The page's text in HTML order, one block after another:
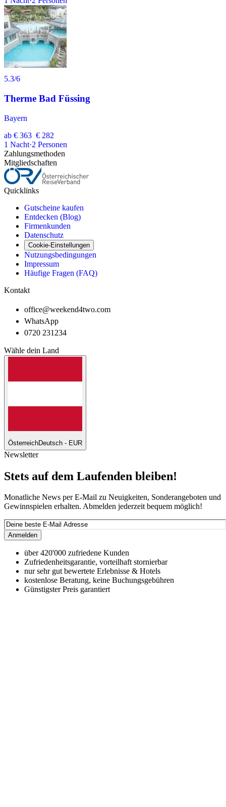
5.3/6
Therme Bad Füssing
Bayern
ab € 363 € 282
1 Nacht·2 Personen
Zahlungsmethoden
Mitgliedschaften
Quicklinks
Gutscheine kaufen
Entdecken (Blog)
Firmenkunden
Datenschutz
Cookie-Einstellungen
Nutzungsbedingungen
Impressum
Häufige Fragen (FAQ)
Kontakt
office@weekend4two.com
WhatsApp
0720 231234
Wähle dein Land
ÖsterreichDeutsch - EUR
Newsletter
Stets auf dem Laufenden bleiben!
Monatliche News per E-Mail zu Neuigkeiten, Sonderangeboten und
Gewinnspielen erhalten. Abmelden jederzeit bequem möglich!
Anmelden
über 420'000 zufriedene Kunden
Zufriedenheitsgarantie, vorteilhaft stornierbar
nur sehr gut bewertete Erlebnisse & Hotels
kostenlose Beratung, keine Buchungsgebühren
Günstigster Preis garantiert